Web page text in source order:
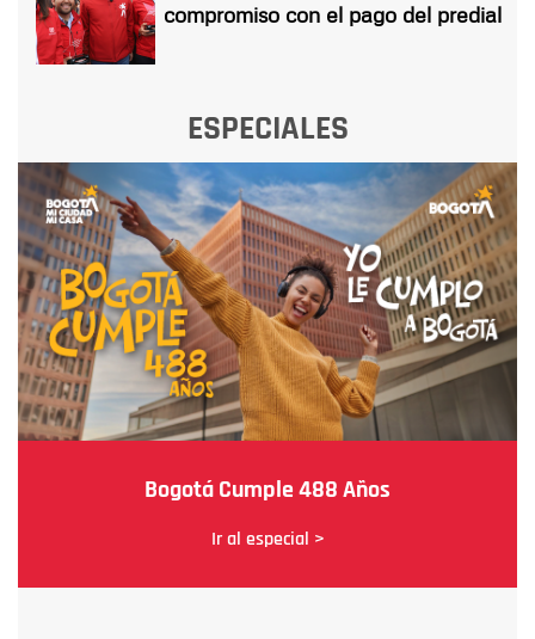
compromiso con el pago del predial
ESPECIALES
Bogotá Cumple 488 Años
Ir al especial >